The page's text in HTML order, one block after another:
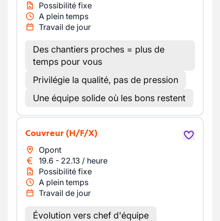
Possibilité fixe
A plein temps
Travail de jour
Des chantiers proches = plus de
temps pour vous
Privilégie la qualité, pas de pression
Une équipe solide où les bons restent
Couvreur (H/F/X)
Opont
19.6 - 22.13 / heure
Possibilité fixe
A plein temps
Travail de jour
Évolution vers chef d'équipe